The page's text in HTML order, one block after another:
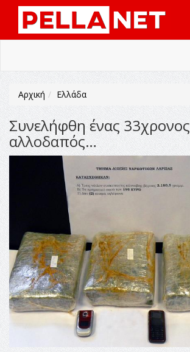
Αρχική Ελλάδα
Συνελήφθη ένας 33χρονος
αλλοδαπός…